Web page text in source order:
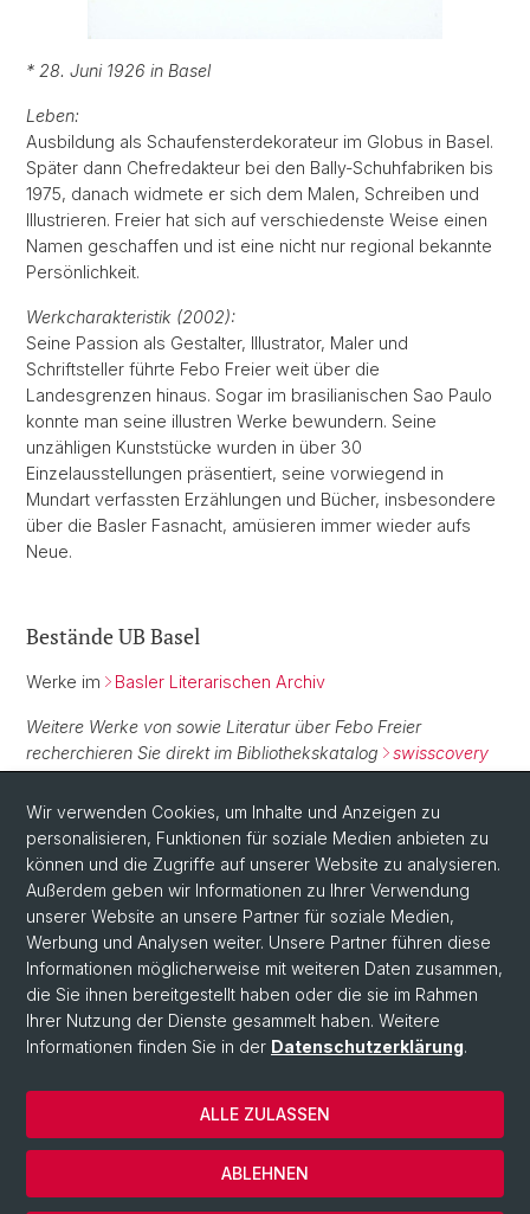
* 28. Juni 1926 in Basel
Leben:
Ausbildung als Schaufensterdekorateur im Globus in Basel.
Später dann Chefredakteur bei den Bally-Schuhfabriken bis
1975, danach widmete er sich dem Malen, Schreiben und
Illustrieren. Freier hat sich auf verschiedenste Weise einen
Namen geschaffen und ist eine nicht nur regional bekannte
Persönlichkeit.
Werkcharakteristik (2002):
Seine Passion als Gestalter, Illustrator, Maler und
Schriftsteller führte Febo Freier weit über die
Landesgrenzen hinaus. Sogar im brasilianischen Sao Paulo
konnte man seine illustren Werke bewundern. Seine
unzähligen Kunststücke wurden in über 30
Einzelausstellungen präsentiert, seine vorwiegend in
Mundart verfassten Erzählungen und Bücher, insbesondere
über die Basler Fasnacht, amüsieren immer wieder aufs
Neue.
Bestände UB Basel
Werke im Basler Literarischen Archiv
Weitere Werke von sowie Literatur über Febo Freier
recherchieren Sie direkt im Bibliothekskatalog
swisscovery
Basel.
Normdaten
GND: 12126551X
Wir verwenden Cookies, um Inhalte und Anzeigen zu
personalisieren, Funktionen für soziale Medien anbieten zu
können und die Zugriffe auf unserer Website zu analysieren.
Außerdem geben wir Informationen zu Ihrer Verwendung
unserer Website an unsere Partner für soziale Medien,
Werbung und Analysen weiter. Unsere Partner führen diese
Informationen möglicherweise mit weiteren Daten zusammen,
die Sie ihnen bereitgestellt haben oder die sie im Rahmen
Ihrer Nutzung der Dienste gesammelt haben. Weitere
Informationen finden Sie in der Datenschutzerklärung.
ABLEHNEN
ALLE ZULASSEN